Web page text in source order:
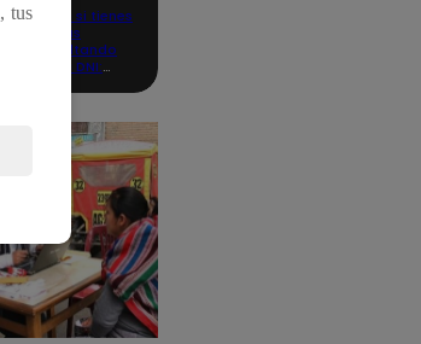
Revisa si tienes
deudas
consultando
con tu DNI:
detalles
, tus